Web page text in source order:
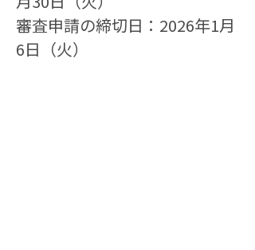
審査申請の締切日：2026年1月
6日（火）